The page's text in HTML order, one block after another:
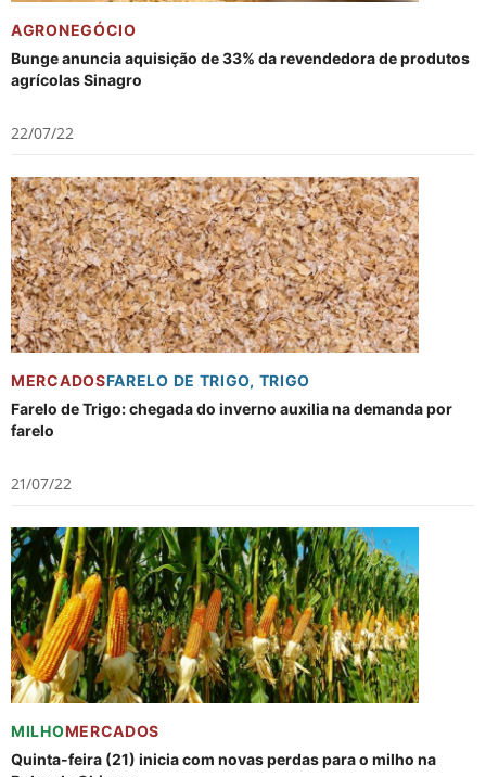
AGRONEGÓCIO
Bunge anuncia aquisição de 33% da revendedora de produtos
agrícolas Sinagro
22/07/22
MERCADOSFARELO DE TRIGO, TRIGO
Farelo de Trigo: chegada do inverno auxilia na demanda por
farelo
21/07/22
MILHOMERCADOS
Quinta-feira (21) inicia com novas perdas para o milho na